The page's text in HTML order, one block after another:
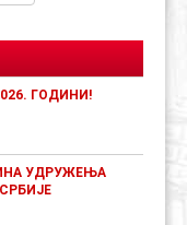
ГОДИНИ!
УДРУЖЕЊА